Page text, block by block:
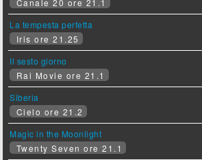
Canale 20 ore 21.1
La tempesta perfetta
Iris ore 21.25
Il sesto giorno
Rai Movie ore 21.1
Siberia
Cielo ore 21.2
Magic in the Moonlight
Twenty Seven ore 21.1